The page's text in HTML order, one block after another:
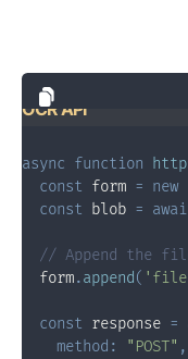
OCR API
async function
const form = new
const blob =
// Append the
  form
.append (
const response
method
"POST"